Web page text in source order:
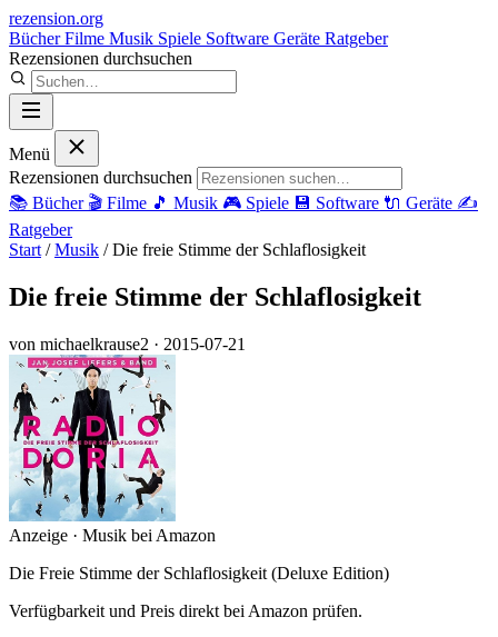
rezension.org
BücherFilme Musik Spiele Software Geräte Ratgeber
Rezensionen durchsuchen
Menü
Rezensionen durchsuchen
📚 Bücher 🎬 Filme 🎵 Musik 🎮 Spiele 💾 Software 🔌 Geräte ✍️
Ratgeber
Start / Musik / Die freie Stimme der Schlaflosigkeit
Die freie Stimme der Schlaflosigkeit
von michaelkrause2 · 2015-07-21
Anzeige · Musik bei Amazon
Die Freie Stimme der Schlaflosigkeit (Deluxe Edition)
Verfügbarkeit und Preis direkt bei Amazon prüfen.